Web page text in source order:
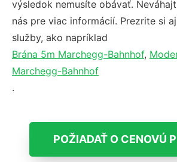
výsledok nemusíte obávať.
nás pre viac informácií. Prezrite si
služby, ako napríklad
Brána 5m Marchegg-Bahnhof,
Marchegg-Bahnhof
.
POŽIADAŤ O CENOVÚ